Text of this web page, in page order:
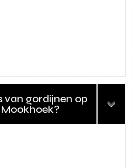
van gordijnen op